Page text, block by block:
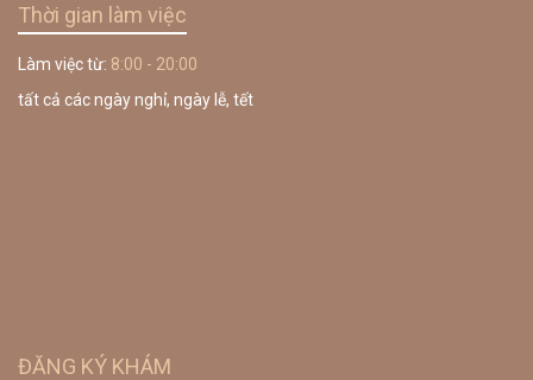
Thời gian làm việc
Làm việc từ: 8:00 - 20:00
tất cả các ngày nghỉ, ngày lễ, tết
ĐĂNG KÝ KHÁM